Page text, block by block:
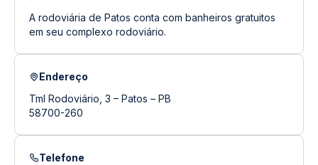
A rodoviária de Patos conta com banheiros gratuitos
em seu complexo rodoviário.
Endereço
Tml Rodoviário, 3 – Patos – PB
58700-260
Telefone